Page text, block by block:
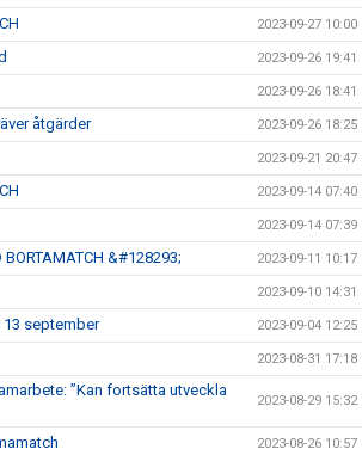
2023-09-27 10:00
2023-09-26 19:41
2023-09-26 18:41
åtgärder 2023-09-26 18:25
2023-09-21 20:47
2023-09-14 07:40
2023-09-14 07:39
BORTAMATCH &#128293; 2023-09-11 10:17
2023-09-10 14:31
september 2023-09-04 12:25
2023-08-31 17:18
”Kan fortsätta utveckla
2023-08-29 15:32
2023-08-26 10:57